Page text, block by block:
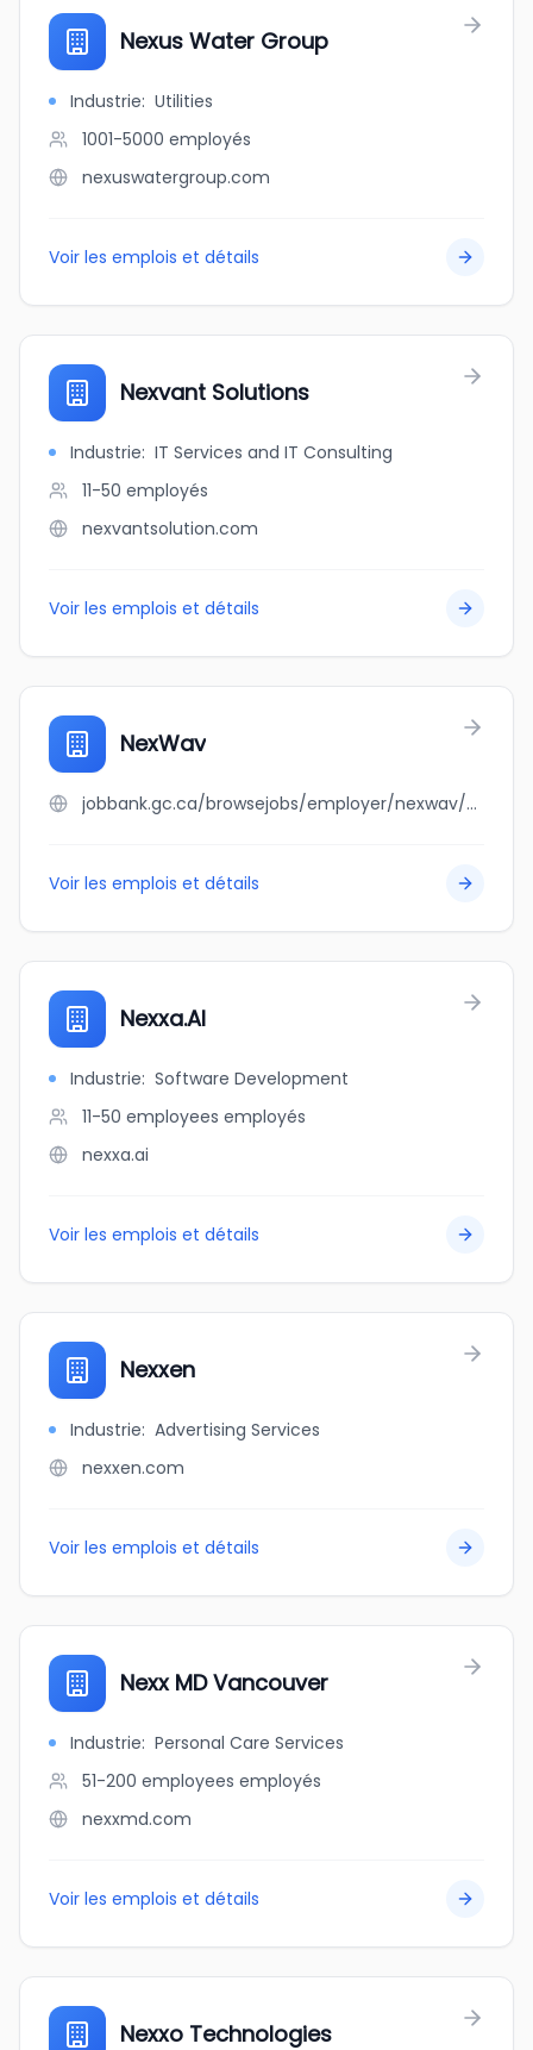
Nexus Water Group
Industrie: Utilities
1001-5000 employés
nexuswatergroup.com
Voir les emplois et détails
Nexvant Solutions
Industrie: IT Services and IT Consulting
11-50 employés
nexvantsolution.com
Voir les emplois et détails
NexWav
jobbank.gc.ca/browsejobs/employer/nexwav/ca
Voir les emplois et détails
Nexxa.AI
Industrie: Software Development
11-50 employees employés
nexxa.ai
Voir les emplois et détails
Nexxen
Industrie: Advertising Services
nexxen.com
Voir les emplois et détails
Nexx MD Vancouver
Industrie: Personal Care Services
51-200 employees employés
nexxmd.com
Voir les emplois et détails
Nexxo Technologies